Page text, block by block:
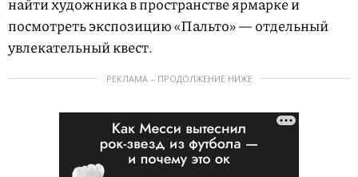
посмотреть экспозицию «Пальто» — отдельный
увлекательный квест.
РЕКЛАМА – ПРОДОЛЖЕНИЕ НИЖЕ